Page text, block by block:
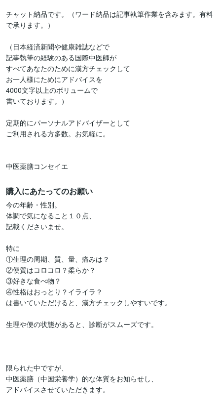
チャット納品です。（ワード納品は記事執筆作業を含みます。有料
で承ります。）
（日本経済新聞や健康雑誌などで
記事執筆の経験のある国際中医師が
すべてあなたのために漢方チェックして
お一人様にためにアドバイスを
4000文字以上のボリュームで
書いております。）
定期的にパーソナルアドバイザーとして
ご利用される方多数。お気軽に。
購入にあたってのお願い
今の年齢・性別。
体調で気になること１０点、
記載くださいませ。
特に
①生理の周期、質、量、痛みは？
②便質はコロコロ？柔らか？
③好きな食べ物？
④性格はおっとり？イライラ？
は書いていただけると、漢方チェックしやすいです。
生理や便の状態があると、診断がスムーズです。
限られた中ですが、
中医薬膳（中国栄養学）的な体質をお知らせし、
アドバイスさせていただきます。